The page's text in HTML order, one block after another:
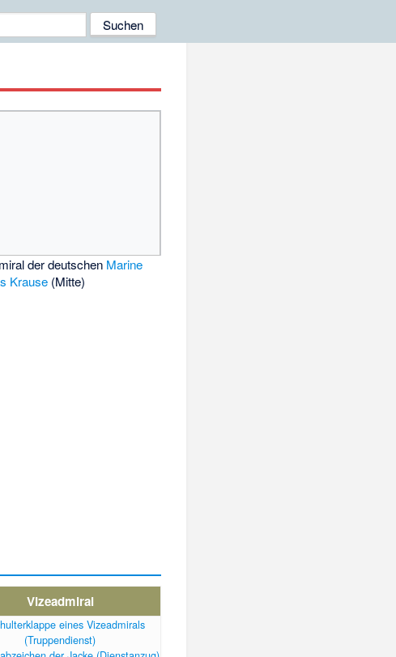
der deutschen Marine
Krause (Mitte)
Vizeadmiral